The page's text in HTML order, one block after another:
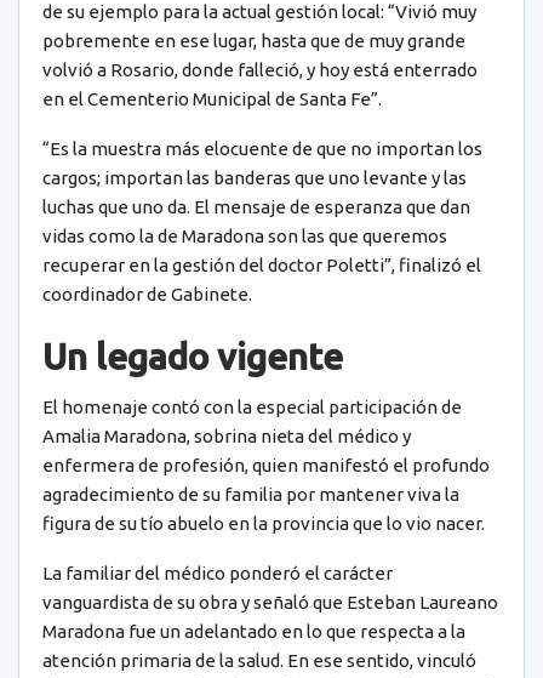
de su ejemplo para la actual gestión local: “Vivió muy
pobremente en ese lugar, hasta que de muy grande
volvió a Rosario, donde falleció, y hoy está enterrado
en el Cementerio Municipal de Santa Fe”.
“Es la muestra más elocuente de que no importan los
cargos; importan las banderas que uno levante y las
luchas que uno da. El mensaje de esperanza que dan
vidas como la de Maradona son las que queremos
recuperar en la gestión del doctor Poletti”, finalizó el
coordinador de Gabinete.
Un legado vigente
El homenaje contó con la especial participación de
Amalia Maradona, sobrina nieta del médico y
enfermera de profesión, quien manifestó el profundo
agradecimiento de su familia por mantener viva la
figura de su tío abuelo en la provincia que lo vio nacer.
La familiar del médico ponderó el carácter
vanguardista de su obra y señaló que Esteban Laureano
Maradona fue un adelantado en lo que respecta a la
atención primaria de la salud. En ese sentido, vinculó